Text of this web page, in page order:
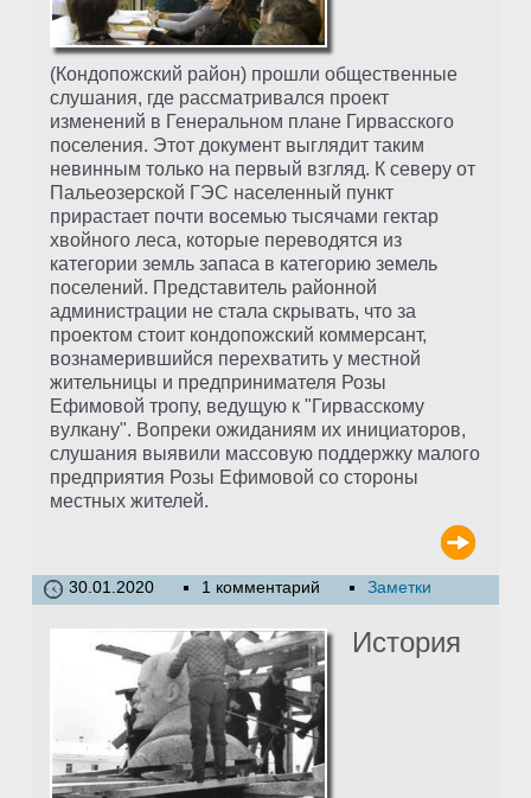
(Кондопожский район) прошли общественные
слушания, где рассматривался проект
изменений в Генеральном плане Гирвасского
поселения. Этот документ выглядит таким
невинным только на первый взгляд. К северу от
Пальеозерской ГЭС населенный пункт
прирастает почти восемью тысячами гектар
хвойного леса, которые переводятся из
категории земль запаса в категорию земель
поселений. Представитель районной
администрации не стала скрывать, что за
проектом стоит кондопожский коммерсант,
вознамерившийся перехватить у местной
жительницы и предпринимателя Розы
Ефимовой тропу, ведущую к "Гирвасскому
вулкану". Вопреки ожиданиям их инициаторов,
слушания выявили массовую поддержку малого
предприятия Розы Ефимовой со стороны
местных жителей.
30.01.2020 1 комментарий Заметки
История